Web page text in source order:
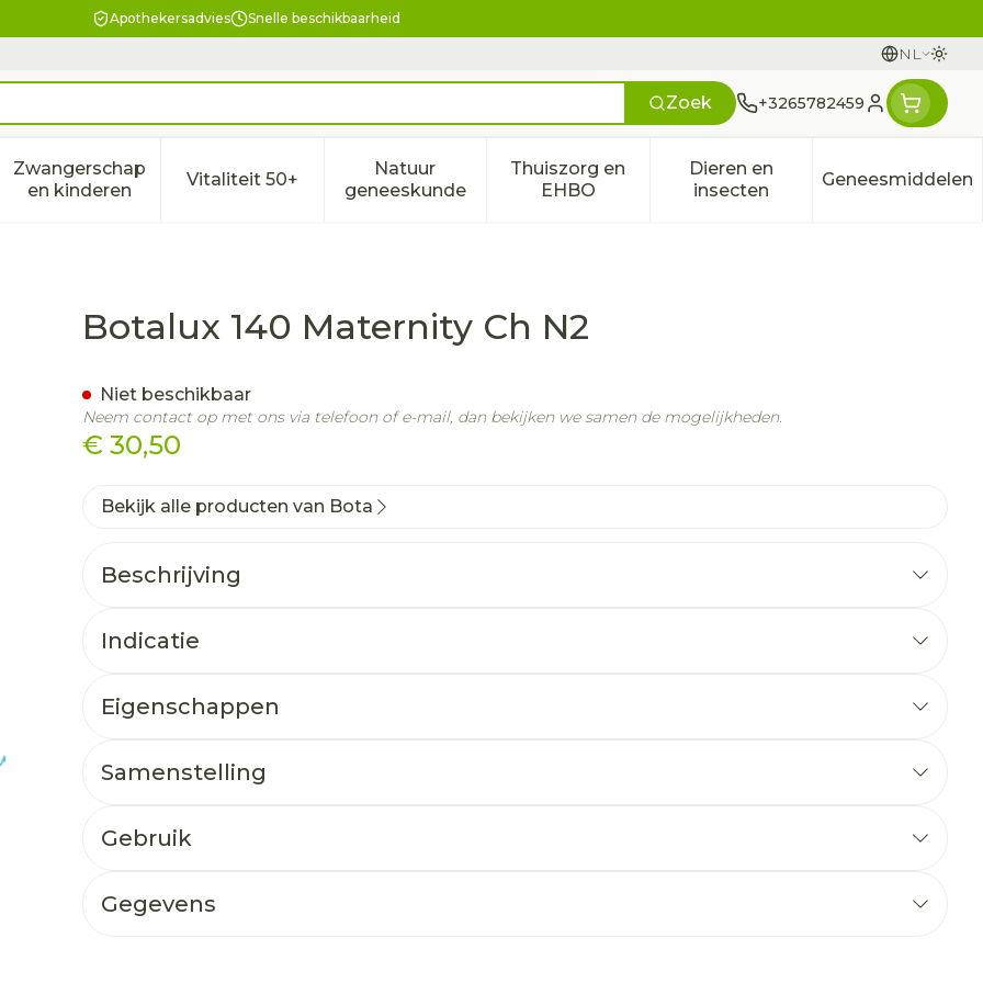
Apothekersadvies Snelle beschikbaarheid
NL
Talen
Zoek +3265782459
Klant menu
verzorging en hygiëne categorie
voor Dieet, voeding en vitamines categorie
Zwangerschap
en kinderenToon submenu voor Zwangerschap en kinderen categorie
Vitaliteit 50+Toon submenu voor Vitaliteit 50+ categorie
Natuur
geneeskunde
Toon submenu voor Natuur geneeskunde categorie
Thuiszorg en
EHBOToon submenu voor Thuiszorg en EHBO
Dieren en
insectenToon submenu voor Dieren
Geneesmiddelen
Toon
Botalux 140 Maternity Ch N2
€ 30,50
Niet beschikbaar
Neem contact op met ons via telefoon of e-mail, dan bekijken we samen de mogelijkheden.
Bekijk alle producten van Bota
Beschrijving
Indicatie
Eigenschappen
Samenstelling
Gebruik
Gegevens